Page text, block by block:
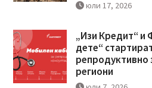
юли 17, 2026
„Изи Кредит“ и
дете“
репродуктивно
региони